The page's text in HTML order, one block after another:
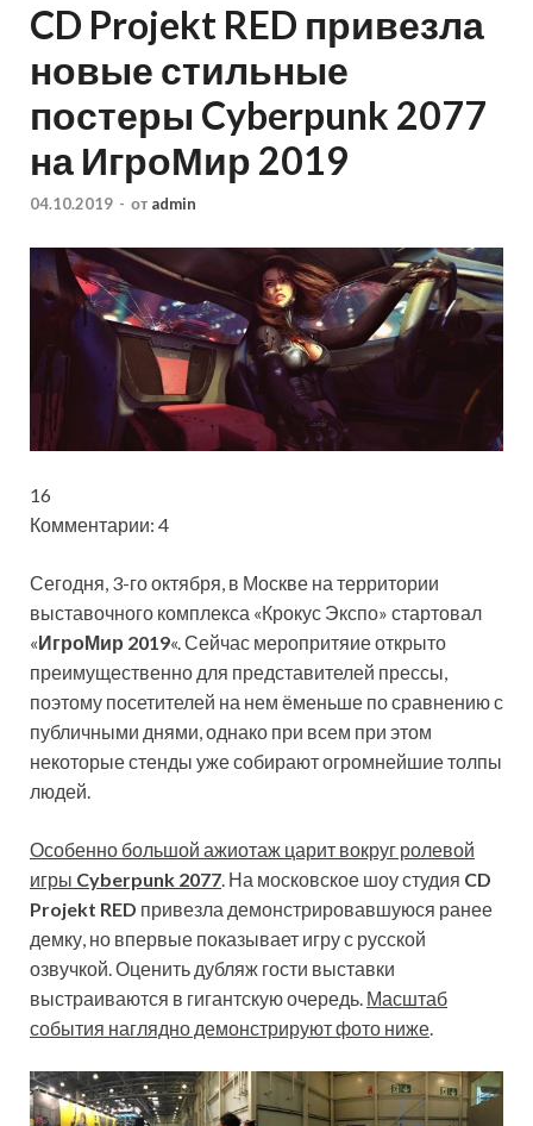
CD Projekt RED привезла
новые стильные
постеры Cyberpunk 2077
на ИгроМир 2019
04.10.2019 - от admin
16
Комментарии: 4
Сегодня, 3-го октября, в Москве на территории
выставочного комплекса «Крокус Экспо» стартовал
«ИгроМир 2019«. Сейчас меропритяие открыто
преимущественно для представителей прессы,
поэтому посетителей на нем ёменьше по сравнению с
публичными днями, однако при всем при этом
некоторые стенды уже собирают огромнейшие толпы
людей.
Особенно большой ажиотаж царит вокруг ролевой
игры Cyberpunk 2077 . На московское шоу студия CD
Projekt RED привезла демонстрировавшуюся ранее
демку, но впервые показывает игру с русской
озвучкой. Оценить дубляж гости выставки
выстраиваются в гигантскую очередь. Масштаб
события наглядно демонстрируют фото ниже